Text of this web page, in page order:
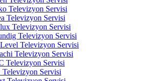
Televizyon Servisi
Televizyon Servisi
Televizyon Servisi
Televizyon Servisi
Televizyon Servisi
Televizyon Servisi
Televizyon Servisi
Servisi